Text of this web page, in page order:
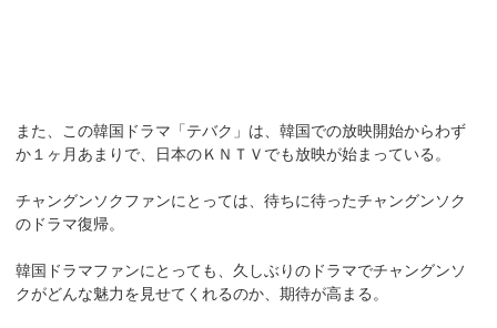
また、この韓国ドラマ「テバク」は、韓国での放映開始からわず
か１ヶ月あまりで、日本のＫＮＴＶでも放映が始まっている。
チャングンソクファンにとっては、待ちに待ったチャングンソク
のドラマ復帰。
韓国ドラマファンにとっても、久しぶりのドラマでチャングンソ
クがどんな魅力を見せてくれるのか、期待が高まる。